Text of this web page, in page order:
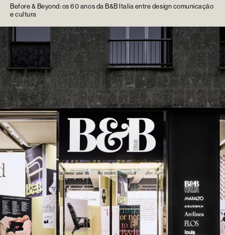
Before & Beyond: os 60 anos da B&B Italia entre design comunicação
e cultura